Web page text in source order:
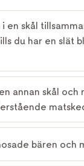
i en skål
du har en slät
annan skål
bären och